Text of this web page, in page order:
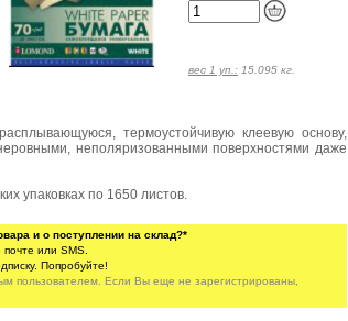
вес 1 уп.: 15.095 кг.
термоустойчивую клеевую основу,
неполяризованными поверхностями даже
упаковках по 1650 листов.
и о поступлении на склад?*
или SMS.
Попробуйте!
пользователем. Если Вы еще не зарегистрированы,